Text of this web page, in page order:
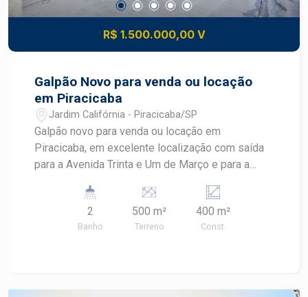
R$ 1.500.000,00 V
Galpão Novo para venda ou locação
em Piracicaba
Jardim Califórnia - Piracicaba/SP
Galpão novo para venda ou locação em
Piracicaba, em excelente localização com saída
para a Avenida Trinta e Um de Março e para a
construção * Preparação para ponte rolante até 5
toneladas * Pé-direito de 7 metros * Portão
elétrico de entrada com 5,0m x 4,5m * Recuo para
2
Banho
500 m²
Terreno
400 m²
Const.